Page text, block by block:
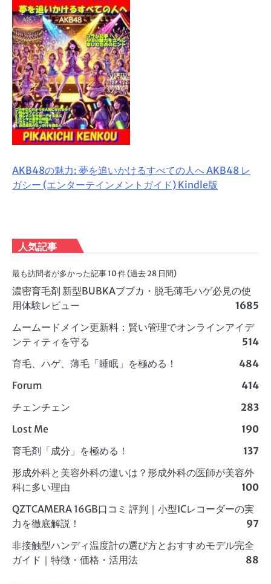
AKB48の魅力: 夢を追いかけるすべての人へ AKB48 レ
ガシー (エンターテインメントガイド) Kindle版
人気記事
最も訪問者が多かった記事 10 件 (過去 28 日間)
濃密育毛剤 新型BUBKAブブカ・脱毛薄毛ハゲ必見の使
用体験レビュー
1685
ムームードメイン更新料：賢い管理でオンラインアイデ
ンティティを守る
514
育毛、ハゲ、薄毛「睡眠」を極める！
484
Forum
414
チェンチェン
283
Lost Me
190
育毛剤「成分」を極める！
137
形成外科と美容外科の違いは？形成外科の医師が美容外
科に多い理由
100
QZTCAMERA 16GB口コミ 評判｜小型ICレコーダーの実
力を徹底解説！
97
非接触型ハンディ温度計の選び方とおすすめモデル完全
ガイド｜特徴・価格・活用法
88